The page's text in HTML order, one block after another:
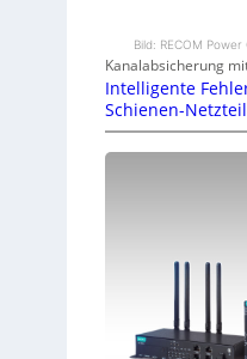
Bild: RECOM Power
Kanalabsicherung
Intelligente
Schienen-